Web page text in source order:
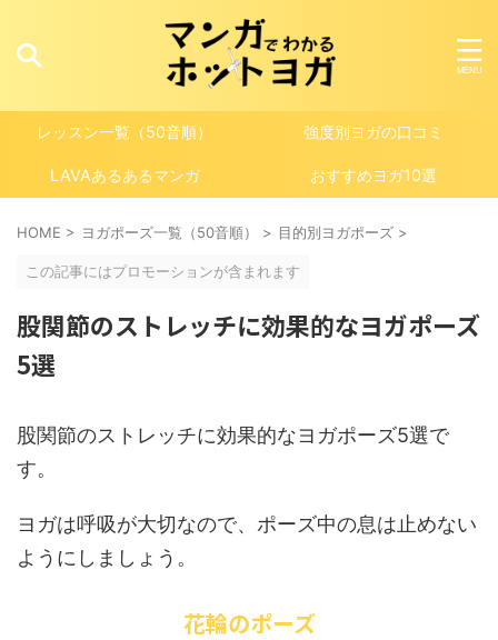
レッスン一覧（50音順） 強度別ヨガの口コミ
LAVAあるあるマンガ おすすめヨガ10選
HOME > ヨガポーズ一覧（50音順） > 目的別ヨガポーズ >
この記事にはプロモーションが含まれます
股関節のストレッチに効果的なヨガポーズ
5選
股関節のストレッチに効果的なヨガポーズ5選で
す。
ヨガは呼吸が大切なので、ポーズ中の息は止めない
ようにしましょう。
花輪のポーズ